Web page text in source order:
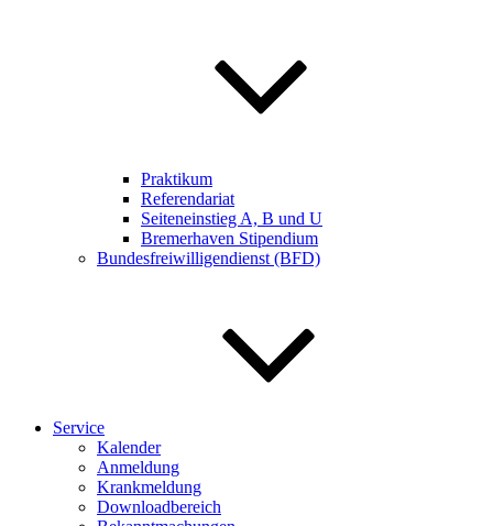
Praktikum
Referendariat
Seiteneinstieg A, B und U
Bremerhaven Stipendium
Bundesfreiwilligendienst (BFD)
Service
Kalender
Anmeldung
Krankmeldung
Downloadbereich